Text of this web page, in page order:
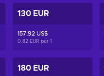
130 EUR
157,92 US$
0.82 EUR per 1
180 EUR